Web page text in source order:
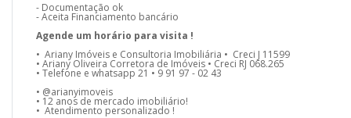
- Documentação ok
- Aceita Financiamento bancário
Agende um horário para visita !
• Ariany Imóveis e Consultoria Imobiliária • Creci J 11599
• Ariany Oliveira Corretora de Imóveis • Creci RJ 068.265
• Telefone e whatsapp 21 • 9 91 97 - 02 43
• @arianyimoveis
• 12 anos de mercado imobiliário!
• Atendimento personalizado !